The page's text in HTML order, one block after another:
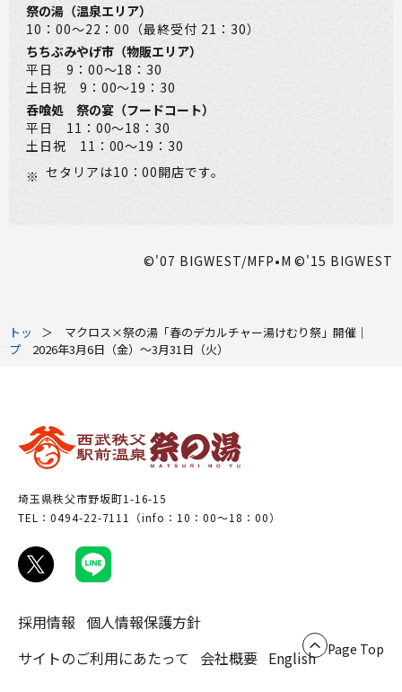
ホーム 温泉
祭の湯（温泉エリア）
10：00～22：00（最終受付 21：30）
ちちぶみやげ市（物販エリア）
平日 9：00～18：30
土日祝 9：00～19：30
呑喰処 祭の宴（フードコート）
平日 11：00～18：30
土日祝 11：00～19：30
※ セタリアは10：00開店です。
©'07 BIGWEST/MFP•M ©'15 BIGWEST
トッ
プ
マクロス×祭の湯「春のデカルチャー湯けむり祭」開催｜
2026年3月6日（金）～3月31日（火）
埼玉県秩父市野坂町1-16-15
TEL：0494-22-7111（info：10：00～18：00）
採用情報 個人情報保護方針
サイトのご利用にあたって
会社概要 English Page Top